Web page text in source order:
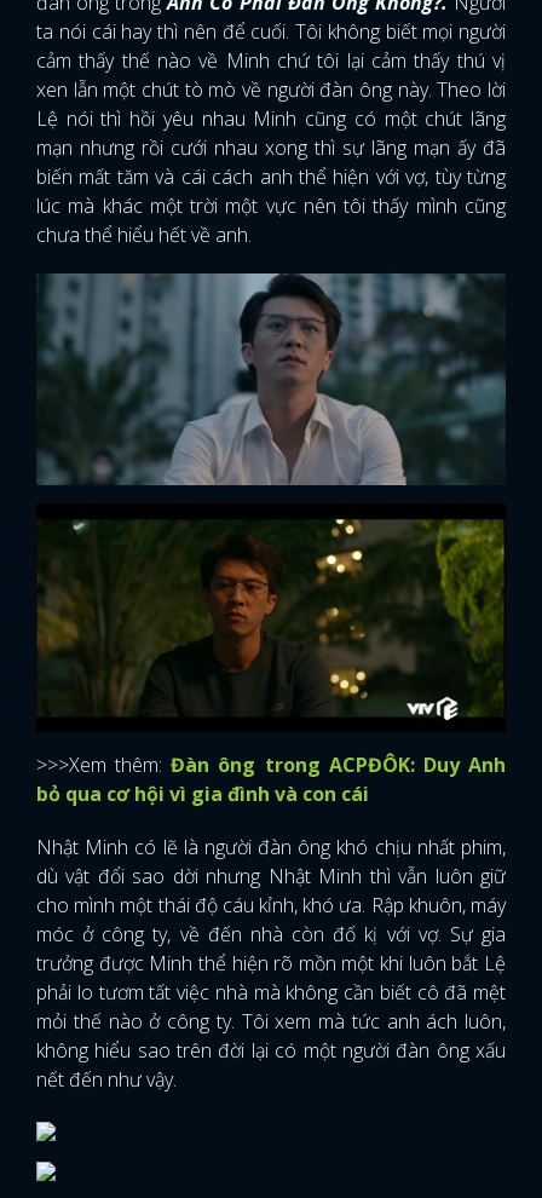
ta nói cái hay thì nên để cuối. Tôi không biết mọi người
cảm thấy thế nào về Minh chứ tôi lại cảm thấy thú vị
xen lẫn một chút tò mò về người đàn ông này. Theo lời
Lệ nói thì hồi yêu nhau Minh cũng có một chút lãng
mạn nhưng rồi cưới nhau xong thì sự lãng mạn ấy đã
biến mất tăm và cái cách anh thể hiện với vợ, tùy từng
lúc mà khác một trời một vực nên tôi thấy mình cũng
chưa thể hiểu hết về anh.
>>>Xem thêm:Đàn ông trong ACPĐÔK: Duy Anh
bỏ qua cơ hội vì gia đình và con cái
Nhật Minh có lẽ là người đàn ông khó chịu nhất phim,
dù vật đổi sao dời nhưng Nhật Minh thì vẫn luôn giữ
cho mình một thái độ cáu kỉnh, khó ưa. Rập khuôn, máy
móc ở công ty, về đến nhà còn đố kị với vợ. Sự gia
trưởng được Minh thể hiện rõ mồn một khi luôn bắt Lệ
phải lo tươm tất việc nhà mà không cần biết cô đã mệt
mỏi thế nào ở công ty. Tôi xem mà tức anh ách luôn,
không hiểu sao trên đời lại có một người đàn ông xấu
nết đến như vậy.